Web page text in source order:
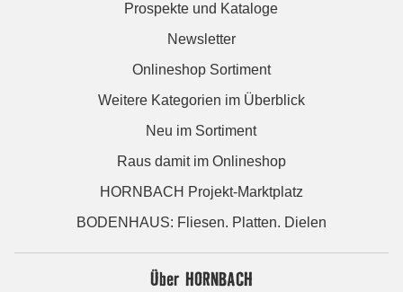
Prospekte und Kataloge
Newsletter
Onlineshop Sortiment
Weitere Kategorien im Überblick
Neu im Sortiment
Raus damit im Onlineshop
HORNBACH Projekt-Marktplatz
BODENHAUS: Fliesen. Platten. Dielen
Über HORNBACH